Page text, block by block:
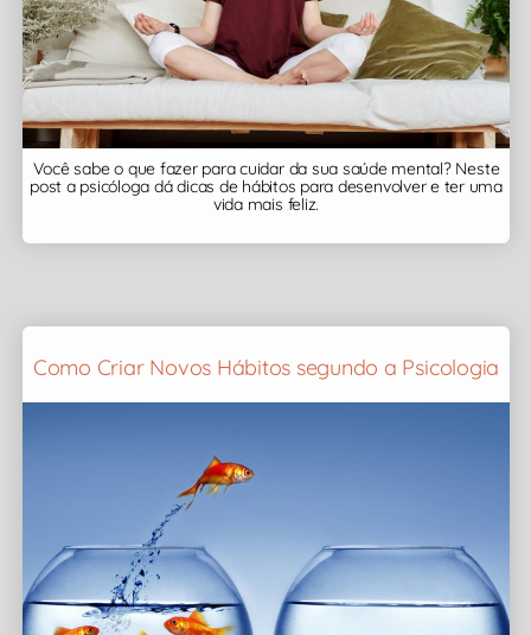
Você sabe o que fazer para cuidar da sua saúde mental? Neste
post a psicóloga dá dicas de hábitos para desenvolver e ter uma
vida mais feliz.
Como Criar Novos Hábitos segundo a Psicologia